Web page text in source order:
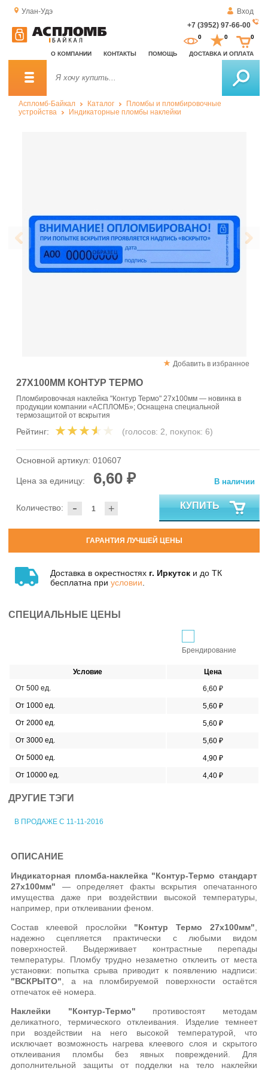
Улан-Удэ
Вход
+7 (3952) 97-66-00
О КОМПАНИИ КОНТАКТЫ ПОМОЩЬ ДОСТАВКА И ОПЛАТА
0 0 0
Аспломб-Байкал Каталог
Пломбы и пломбировочные
устройства
Индикаторные пломбы наклейки
Добавить в избранное
27Х100ММ КОНТУР ТЕРМО
Пломбировочная наклейка "Контур Термо" 27х100мм — новинка в
продукции компании «АСПЛОМБ»; Оснащена специальной
термозащитой от вскрытия
Рейтинг: (голосов: 2, покупок: 6)
Основной артикул: 010607
Цена за единицу: 6,60 ₽
- +
Количество:
В наличии
КУПИТЬ
ГАРАНТИЯ ЛУЧШЕЙ ЦЕНЫ
Доставка в окрестностях г. Иркутск и до ТК
бесплатна при условии
СПЕЦИАЛЬНЫЕ ЦЕНЫ
Брендирование
Условие
Цена
От 500 ед.
6,60 ₽
От 1000 ед.
5,60 ₽
От 2000 ед.
5,60 ₽
От 3000 ед.
5,60 ₽
От 5000 ед.
4,90 ₽
От 10000 ед.
4,40 ₽
ДРУГИЕ ТЭГИ
В ПРОДАЖЕ С 11-11-2016
ОПИСАНИЕ
Индикаторная пломба-наклейка "Контур-Термо стандарт
27х100мм" — определяет факты вскрытия опечатанного
имущества даже при воздействии высокой температуры,
например, при отклеивании феном.
Состав клеевой прослойки "Контур Термо 27х100мм",
надежно сцепляется практически с любыми видом
поверхностей. Выдерживает контрастные перепады
температуры. Пломбу трудно незаметно отклеить от места
установки: попытка срыва приводит к появлению надписи:
"ВСКРЫТО", а на пломбируемой поверхности остаётся
отпечаток её номера.
Наклейки "Контур-Термо" противостоят методам
деликатного, термического отклеивания. Изделие темнеет
при воздействии на него высокой температурой, что
исключает возможность нагрева клеевого слоя и скрытого
отклеивания пломбы без явных повреждений. Для
дополнительной защиты от подделки на тело наклейки